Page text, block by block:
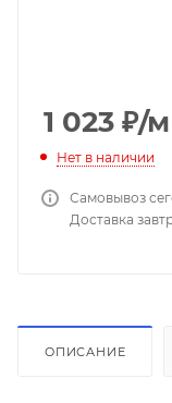
1 023 ₽/м
Нет в наличии
Самовывоз
Доставка
ОПИСАНИЕ